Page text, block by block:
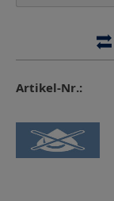
Artikel-Nr.: